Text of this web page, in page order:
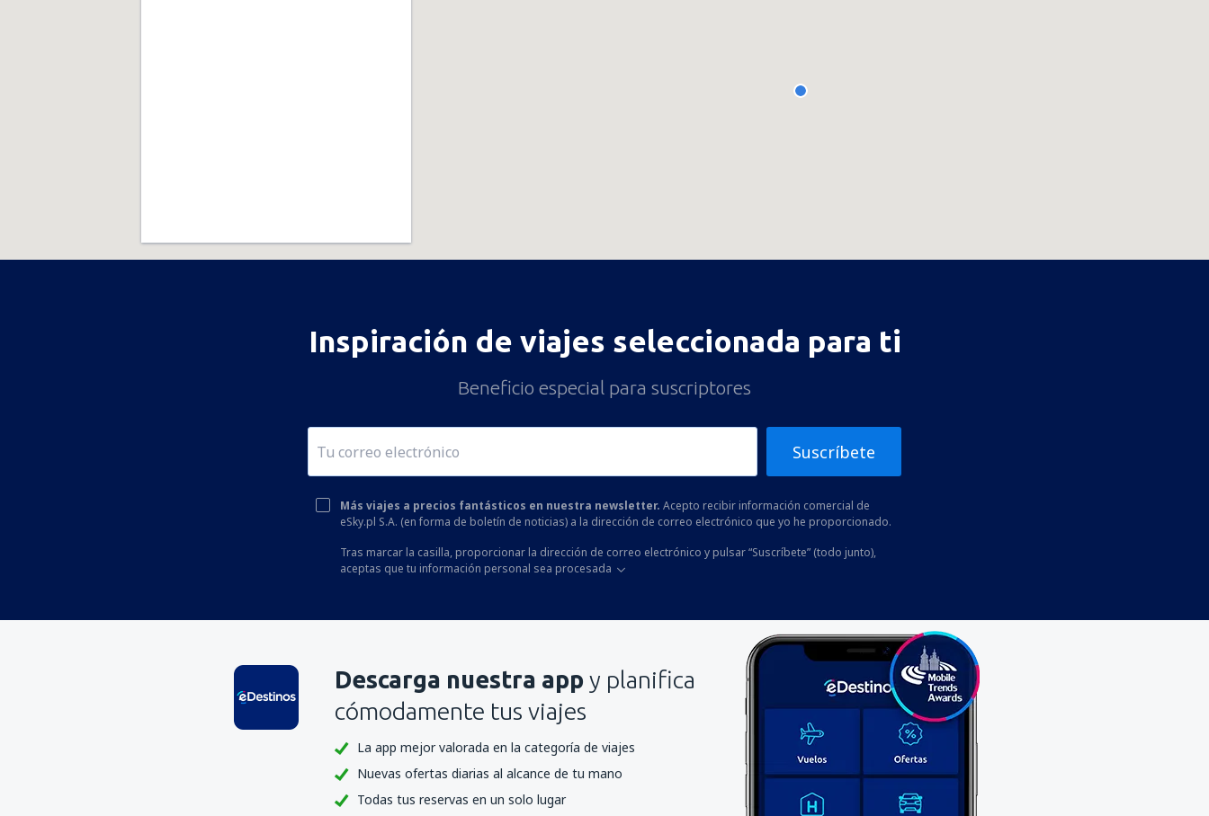
Inspiración de viajes seleccionada para ti
Beneficio especial para suscriptores
Suscríbete
Más viajes a precios fantásticos en nuestra newsletter. Acepto recibir información comercial de
eSky.pl S.A. (en forma de boletín de noticias) a la dirección de correo electrónico que yo he proporcionado.
Tras marcar la casilla, proporcionar la dirección de correo electrónico y pulsar “Suscríbete” (todo junto),
aceptas que tu información personal sea procesada
Descarga nuestra app y planifica
cómodamente tus viajes
La app mejor valorada en la categoría de viajes
Nuevas ofertas diarias al alcance de tu mano
Todas tus reservas en un solo lugar